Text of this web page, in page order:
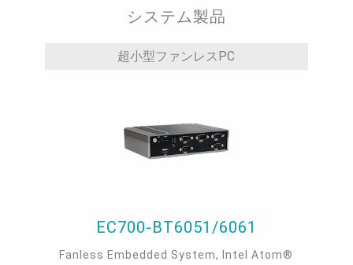
システム製品
超小型ファンレスPC
EC700-BT6051/6061
Fanless Embedded System, Intel Atom®